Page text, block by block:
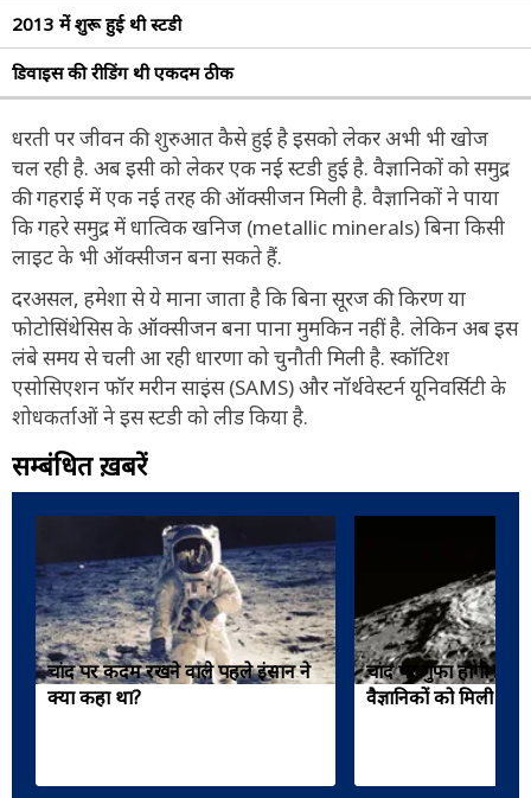
2013 में शुरू हुई थी स्टडी
डिवाइस की रीडिंग थी एकदम ठीक
धरती पर जीवन की शुरुआत कैसे हुई है इसको लेकर अभी भी खोज
चल रही है. अब इसी को लेकर एक नई स्टडी हुई है. वैज्ञानिकों को समुद्र
की गहराई में एक नई तरह की ऑक्सीजन मिली है. वैज्ञानिकों ने पाया
कि गहरे समुद्र में धात्विक खनिज (metallic minerals) बिना किसी
लाइट के भी ऑक्सीजन बना सकते हैं.
दरअसल, हमेशा से ये माना जाता है कि बिना सूरज की किरण या
फोटोसिंथेसिस के ऑक्सीजन बना पाना मुमकिन नहीं है. लेकिन अब इस
लंबे समय से चली आ रही धारणा को चुनौती मिली है. स्कॉटिश
एसोसिएशन फॉर मरीन साइंस (SAMS) और नॉर्थवेस्टर्न यूनिवर्सिटी के
शोधकर्ताओं ने इस स्टडी को लीड किया है.
सम्बंधित ख़बरें
चांद पर कदम रखने वाले पहले इंसान ने
क्या कहा था?
चांद पर गुफा होगी
वैज्ञानिकों को मिली